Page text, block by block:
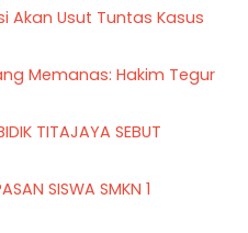
Akan Usut Tuntas Kasus
Memanas: Hakim Tegur
TITAJAYA SEBUT
SISWA SMKN 1